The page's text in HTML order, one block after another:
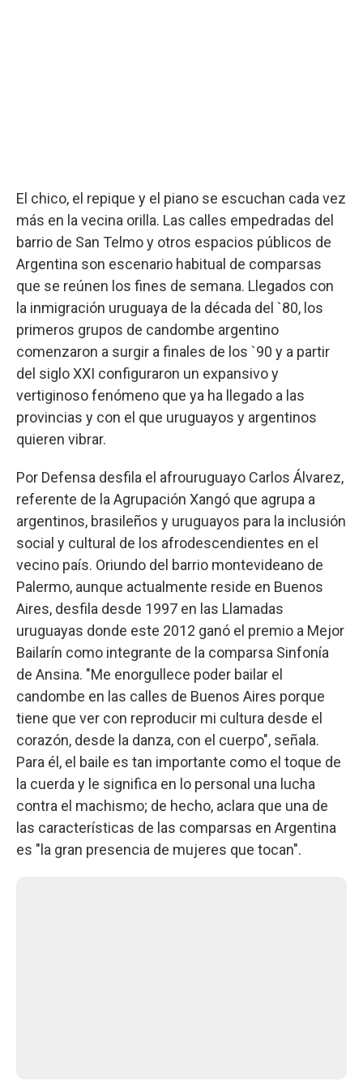
El chico, el repique y el piano se escuchan cada vez
más en la vecina orilla. Las calles empedradas del
barrio de San Telmo y otros espacios públicos de
Argentina son escenario habitual de comparsas
que se reúnen los fines de semana. Llegados con
la inmigración uruguaya de la década del `80, los
primeros grupos de candombe argentino
comenzaron a surgir a finales de los `90 y a partir
del siglo XXI configuraron un expansivo y
vertiginoso fenómeno que ya ha llegado a las
provincias y con el que uruguayos y argentinos
quieren vibrar.
Por Defensa desfila el afrouruguayo Carlos Álvarez,
referente de la Agrupación Xangó que agrupa a
argentinos, brasileños y uruguayos para la inclusión
social y cultural de los afrodescendientes en el
vecino país. Oriundo del barrio montevideano de
Palermo, aunque actualmente reside en Buenos
Aires, desfila desde 1997 en las Llamadas
uruguayas donde este 2012 ganó el premio a Mejor
Bailarín como integrante de la comparsa Sinfonía
de Ansina. "Me enorgullece poder bailar el
candombe en las calles de Buenos Aires porque
tiene que ver con reproducir mi cultura desde el
corazón, desde la danza, con el cuerpo", señala.
Para él, el baile es tan importante como el toque de
la cuerda y le significa en lo personal una lucha
contra el machismo; de hecho, aclara que una de
las características de las comparsas en Argentina
es "la gran presencia de mujeres que tocan".